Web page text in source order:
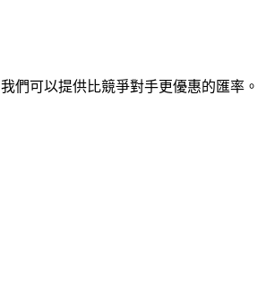
我們可以提供比競爭對手更優惠的匯率。